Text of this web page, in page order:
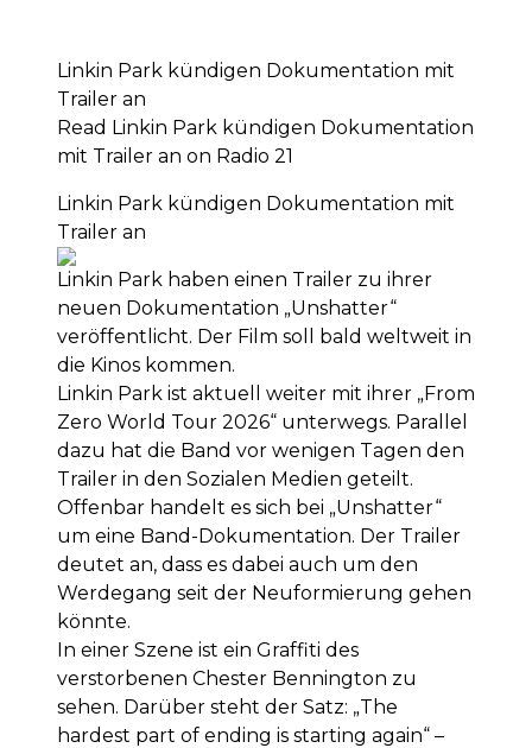
Linkin Park kündigen Dokumentation mit
Trailer an
Read Linkin Park kündigen Dokumentation
mit Trailer an on Radio 21
Linkin Park kündigen Dokumentation mit
Trailer an
Linkin Park haben einen Trailer zu ihrer
neuen Dokumentation „Unshatter“
veröffentlicht. Der Film soll bald weltweit in
die Kinos kommen.
Linkin Park ist aktuell weiter mit ihrer „From
Zero World Tour 2026“ unterwegs. Parallel
dazu hat die Band vor wenigen Tagen den
Trailer in den Sozialen Medien geteilt.
Offenbar handelt es sich bei „Unshatter“
um eine Band-Dokumentation. Der Trailer
deutet an, dass es dabei auch um den
Werdegang seit der Neuformierung gehen
könnte.
In einer Szene ist ein Graffiti des
verstorbenen Chester Bennington zu
sehen. Darüber steht der Satz: „The
hardest part of ending is starting again“ –